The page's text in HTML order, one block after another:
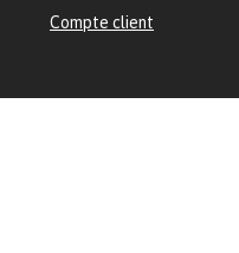
Compte client